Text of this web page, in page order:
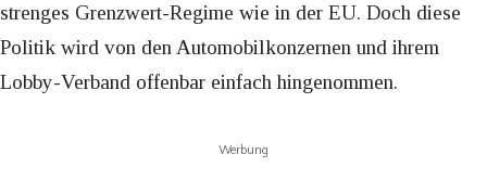
strenges Grenzwert-Regime wie in der EU. Doch diese
Politik wird von den Automobilkonzernen und ihrem
Lobby-Verband offenbar einfach hingenommen.
Werbung